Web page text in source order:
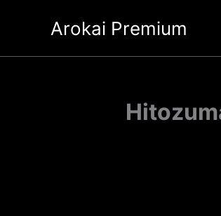
Arokai Premium